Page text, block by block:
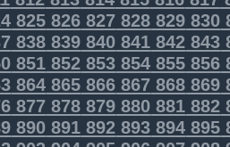
825 826 827 828 829 830
838 839 840 841 842 843
851 852 853 854 855 856
864 865 866 867 868 869
877 878 879 880 881 882
890 891 892 893 894 895